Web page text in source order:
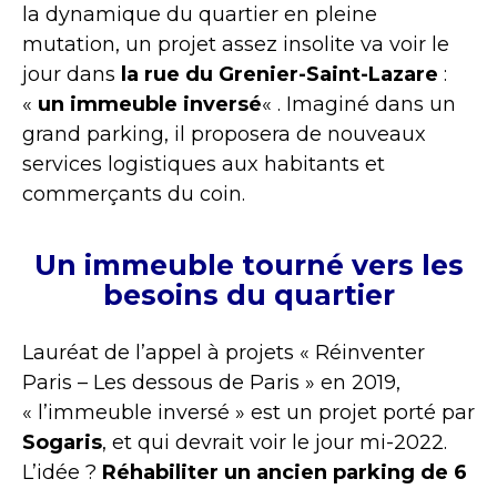
la dynamique du quartier en pleine
mutation, un projet assez insolite va voir le
jour dans la rue du Grenier-Saint-Lazare :
« un immeuble inversé« . Imaginé dans un
grand parking, il proposera de nouveaux
services logistiques aux habitants et
commerçants du coin.
Un immeuble tourné vers les
besoins du quartier
Lauréat de l’appel à projets « Réinventer
Paris – Les dessous de Paris » en 2019,
« l’immeuble inversé » est un projet porté par
Sogaris, et qui devrait voir le jour mi-2022.
L’idée ? Réhabiliter un ancien parking de 6